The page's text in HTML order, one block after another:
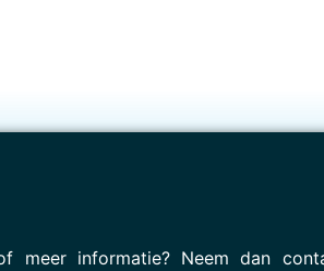
meer informatie? Neem dan